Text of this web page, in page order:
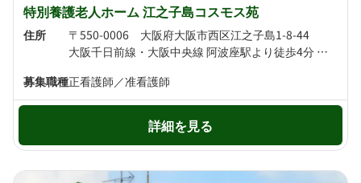
特別養護老人ホーム 江之子島コスモス苑
住所
〒550-0006 大阪府大阪市西区江之子島1-8-44
大阪千日前線・大阪中央線 阿波座駅より徒歩4分 京阪中之島線 中之島駅より徒歩11分
募集職種正看護師／准看護師
詳細を見る